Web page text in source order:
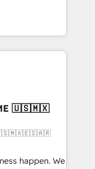
to
fuel their
improve
RevOps &
🇺🇸🇲🇽
🇺🇸🇲🇽🇪🇸🇦🇷
happen. We